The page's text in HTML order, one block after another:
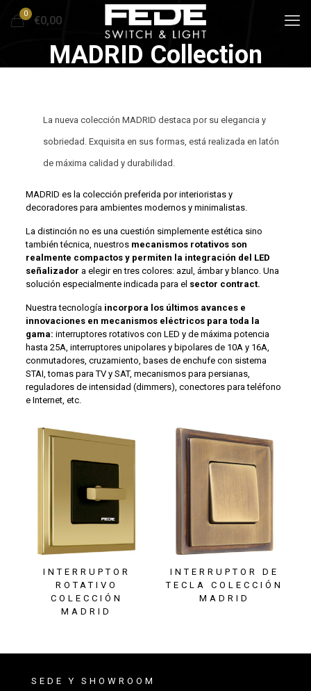
0
€0,00
MADRID Collection
La nueva colección MADRID destaca por su elegancia y
sobriedad. Exquisita en sus formas, está realizada en latón
de máxima calidad y durabilidad.
MADRID es la colección preferida por interioristas y
decoradores para ambientes modernos y minimalistas.
La distinción no es una cuestión simplemente estética sino
también técnica, nuestros mecanismos rotativos son
realmente compactos y permiten la integración del LED
señalizador a elegir en tres colores: azul, ámbar y blanco. Una
solución especialmente indicada para el sector contract.
Nuestra tecnologíaincorpora los últimos avances e
innovaciones en mecanismos eléctricos para toda la
gama: interruptores rotativos con LED y de máxima potencia
hasta 25A, interruptores unipolares y bipolares de 10A y 16A,
conmutadores, cruzamiento, bases de enchufe con sistema
STAI, tomas para TV y SAT, mecanismos para persianas,
reguladores de intensidad (dimmers), conectores para teléfono
e Internet, etc.
INTERRUPTOR
ROTATIVO
COLECCIÓN
MADRID
INTERRUPTOR DE
TECLA COLECCIÓN
MADRID
SEDE Y SHOWROOM